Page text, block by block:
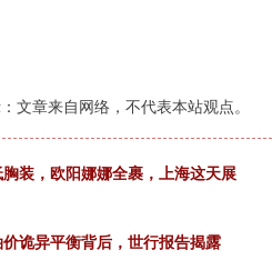
文章来自网络，不代表本站观点。
装，欧阳娜娜全裹，上海这天展
诡异平衡背后，世行报告揭露